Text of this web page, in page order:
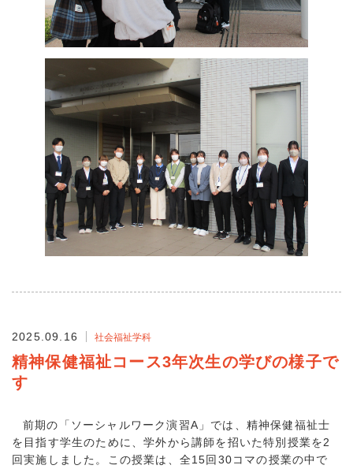
2025.09.16 社会福祉学科
精神保健福祉コース3年次生の学びの様子で
す
前期の「ソーシャルワーク演習A」では、精神保健福祉士
を目指す学生のために、学外から講師を招いた特別授業を2
回実施しました。この授業は、全15回30コマの授業の中で